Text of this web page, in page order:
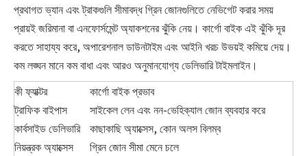
প্রথাগত ভ্যান এবং ট্রাকগুলি সীমাবদ্ধ গ্রিন জোনগুলিতে নেভিগেট করার সময়
প্রায়ই জরিমানা বা এনফোর্সমেন্ট অ্যাকশনের ঝুঁকি নেয়। কার্গো বাইক এই ঝুঁকি দূর
করতে সাহায্য করে, অপারেশনাল ডাউনটাইম এবং আইনি খরচ উভয়ই কমিয়ে দেয়।
কম লঙ্ঘন মানে কম বাধা এবং আরও অনুমানযোগ্য ডেলিভারি টাইমলাইন।
কী ফ্যাক্টর
কার্গো বাইক প্রভাব
ট্রাফিক বাইপাস
সাইকেল লেন এবং নন-ভেহিক্যাল জোন ব্যবহার করে
কার্বসাইড ডেলিভারি কাছাকাছি অ্যাক্সেস, কোন অলস বিলম্ব
নিয়ন্ত্রক অ্যাক্সেস
গ্রিন জোন সীমা মেনে চলে